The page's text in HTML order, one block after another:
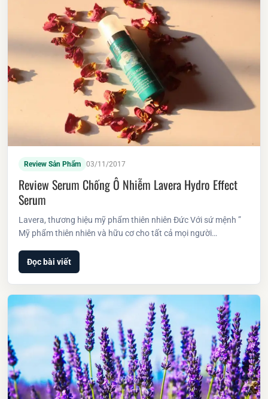
Review Sản Phẩm 03/11/2017
Review Serum Chống Ô Nhiễm Lavera Hydro Effect
Serum
Lavera, thương hiệu mỹ phẩm thiên nhiên Đức Với sứ mệnh ”
Mỹ phẩm thiên nhiên và hữu cơ cho tất cả mọi người…
Đọc bài viết